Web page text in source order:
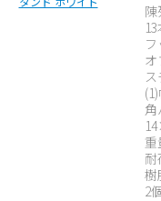
陳
オ
角
重
耐
樹
2